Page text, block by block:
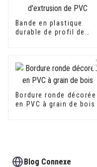
Bande en plastique
durable de profil de
forme de U d'extrusion
de PVC
Bordure ronde décorée
en PVC à grain de bois
Blog Connexe